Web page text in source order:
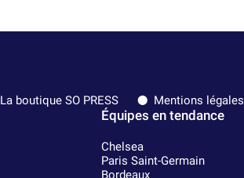
La boutique SO PRESS Mentions légales
Équipes en tendance
Chelsea
Paris Saint-Germain
Bordeaux